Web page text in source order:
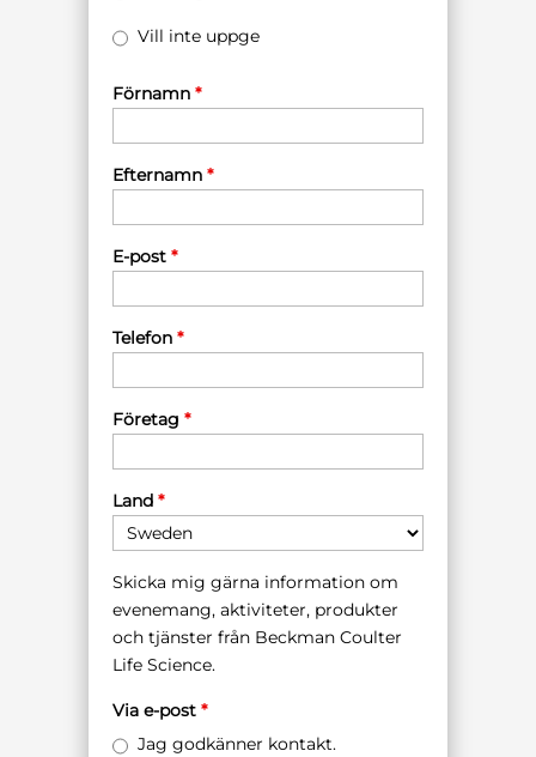
Vill inte uppge
Förnamn *
Efternamn *
E-post *
Telefon *
Företag *
Land *
Skicka mig gärna information om
evenemang, aktiviteter, produkter
och tjänster från Beckman Coulter
Life Science.
Via e-post *
Jag godkänner kontakt.